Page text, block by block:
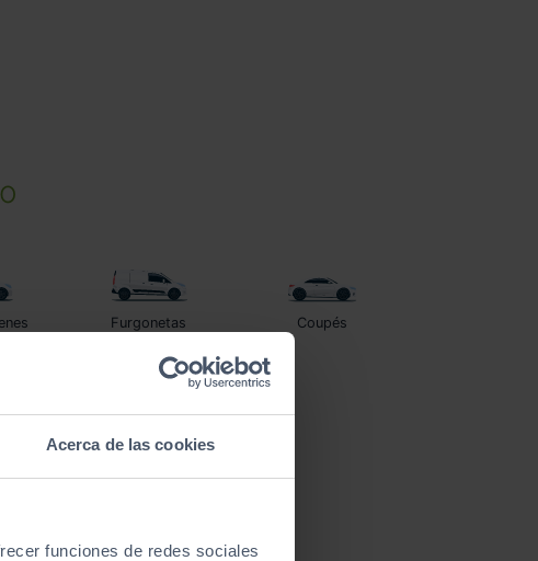
Acerca de las cookies
funciones de redes sociales
Furgonetas Coupés